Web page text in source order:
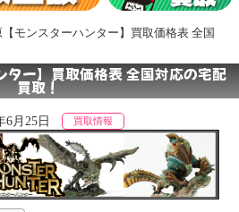
【モンスターハンター】買取価格表 全国
ター】買取価格表 全国対応の宅配
買取！
6月25日 買取情報